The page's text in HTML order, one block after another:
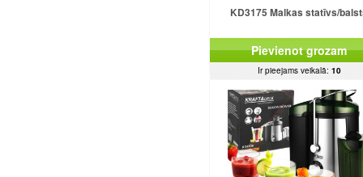
KD3175 Malkas statīvs/
Pievienot grozam
Ir pieejams veikalā: 10